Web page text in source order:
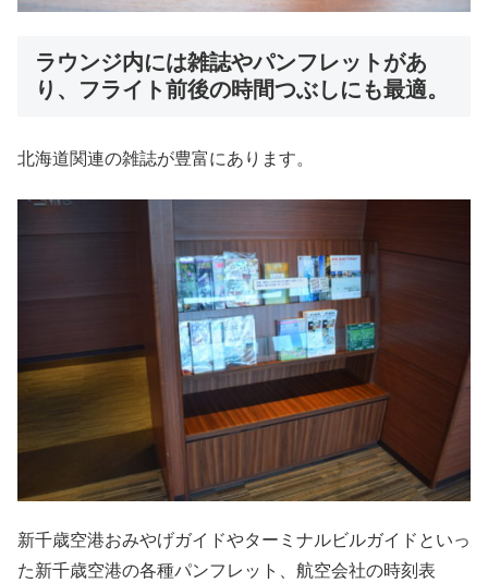
ラウンジ内には雑誌やパンフレットがあ
り、フライト前後の時間つぶしにも最適。
北海道関連の雑誌が豊富にあります。
新千歳空港おみやげガイドやターミナルビルガイドといっ
た新千歳空港の各種パンフレット、航空会社の時刻表